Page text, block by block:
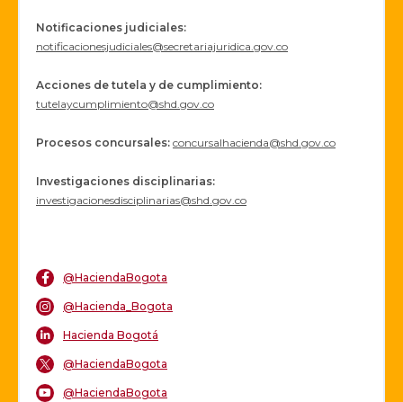
Notificaciones judiciales:
notificacionesjudiciales@secretariajuridica.gov.co
Acciones de tutela y de cumplimiento:
tutelaycumplimiento@shd.gov.co
Procesos concursales: concursalhacienda@shd.gov.co
Investigaciones disciplinarias:
investigacionesdisciplinarias@shd.gov.co
@HaciendaBogota
@Hacienda_Bogota
Hacienda Bogotá
@HaciendaBogota
@HaciendaBogota